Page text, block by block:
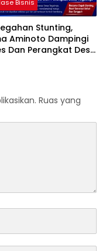
Bisnis
Stunting,
Aminoto Dampingi
Dan Perangkat Desa
Ruas yang